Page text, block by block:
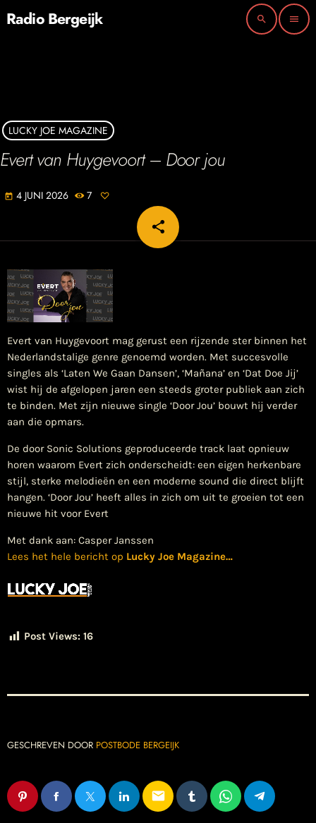
Radio Bergeijk search menu
LUCKY JOE MAGAZINE
Evert van Huygevoort – Door jou
today 4 JUNI 2026 7
share
email
Evert van Huygevoort mag gerust een rijzende ster binnen het
Nederlandstalige genre genoemd worden. Met succesvolle
singles als ‘Laten We Gaan Dansen’, ‘Mañana’ en ‘Dat Doe Jij’
wist hij de afgelopen jaren een steeds groter publiek aan zich
te binden. Met zijn nieuwe single ‘Door Jou’ bouwt hij verder
aan die opmars.
De door Sonic Solutions geproduceerde track laat opnieuw
horen waarom Evert zich onderscheidt: een eigen herkenbare
stijl, sterke melodieën en een moderne sound die direct blijft
hangen. ‘Door Jou’ heeft alles in zich om uit te groeien tot een
nieuwe hit voor Evert
Met dank aan: Casper Janssen
Lees het hele bericht op Lucky Joe Magazine…
Post Views: 16
GESCHREVEN DOOR POSTBODE BERGEIJK
email